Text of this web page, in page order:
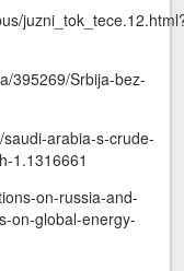
395269/Srbija-bez-
arabia-s-crude-
1.1316661
on-russia-and-
on-global-energy-